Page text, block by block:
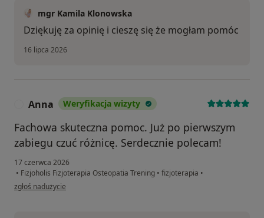
mgr Kamila Klonowska
Dziękuję za opinię i cieszę się że mogłam pomóc
16 lipca 2026
Anna Weryfikacja wizyty
Fachowa skuteczna pomoc. Już po pierwszym
zabiegu czuć różnicę. Serdecznie polecam!
17 czerwca 2026
• Fizjoholis Fizjoterapia Osteopatia Trening • fizjoterapia •
w opinii użytkownika Anna
zgłoś nadużycie